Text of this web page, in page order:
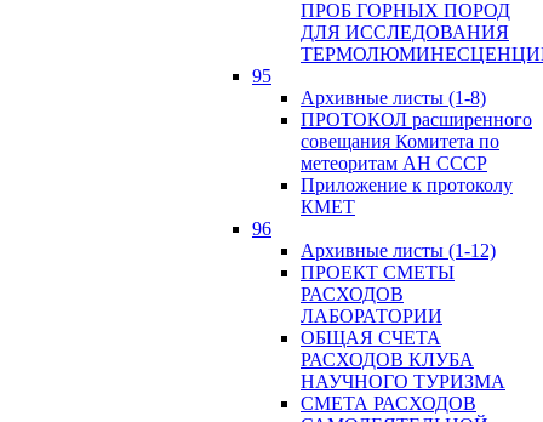
ПРОБ ГОРНЫХ ПОРОД
ДЛЯ ИССЛЕДОВАНИЯ
95
Архивные листы (1-8)
ПРОТОКОЛ расширенного
совещания Комитета по
метеоритам АН СССР
Приложение к протоколу
КМЕТ
96
Архивные листы (1-12)
ПРОЕКТ СМЕТЫ
РАСХОДОВ
ЛАБОРАТОРИИ
ОБЩАЯ СЧЕТА
РАСХОДОВ КЛУБА
НАУЧНОГО ТУРИЗМА
СМЕТА РАСХОДОВ